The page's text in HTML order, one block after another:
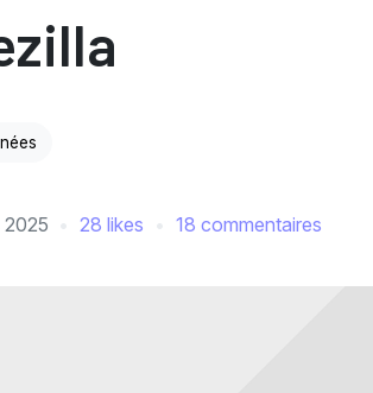
2025 28 likes 18 commentaires